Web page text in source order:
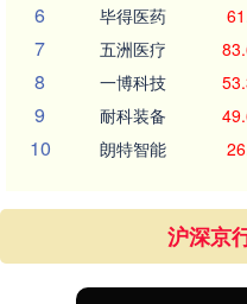
6 毕得医药
7 五洲医疗
8 一博科技
9 耐科装备
10 朗特智能
沪深京